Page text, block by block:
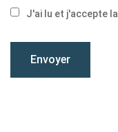
J'ai lu et j'accepte la